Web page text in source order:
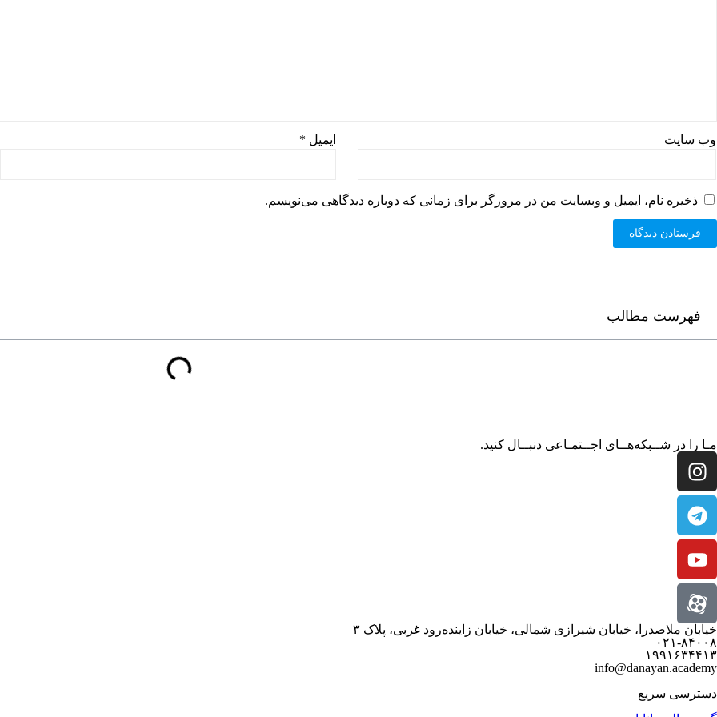
ایمیل * وب‌ سایت
ذخیره نام، ایمیل و وبسایت من در مرورگر برای زمانی که دوباره دیدگاهی می‌نویسم.
فهرست مطالب
مـا را در شــبکه‌هــای اجــتمـاعی دنبــال کنید.
خیابان ملاصدرا، خیابان شیرازی شمالی، خیابان زاینده‌رود غربی، پلاک ۳
۰۲۱-۸۴۰۰۸
۱۹۹۱۶۳۴۴۱۳
info@danayan.academy
دسترسی سریع